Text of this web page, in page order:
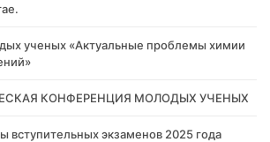
ученых «Актуальные проблемы химии
КОНФЕРЕНЦИЯ МОЛОДЫХ УЧЕНЫХ
вступительных экзаменов 2025 года